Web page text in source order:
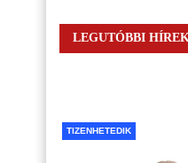
LEGUTÓBBI
TIZENHETEDIK